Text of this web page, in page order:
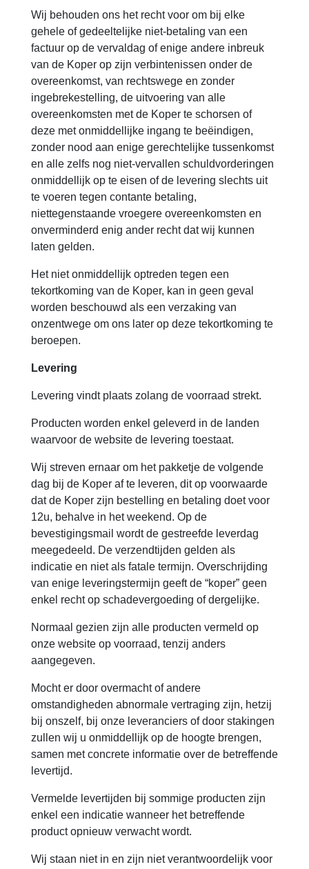
Wij behouden ons het recht voor om bij elke
gehele of gedeeltelijke niet-betaling van een
factuur op de vervaldag of enige andere inbreuk
van de Koper op zijn verbintenissen onder de
overeenkomst, van rechtswege en zonder
ingebrekestelling, de uitvoering van alle
overeenkomsten met de Koper te schorsen of
deze met onmiddellijke ingang te beëindigen,
zonder nood aan enige gerechtelijke tussenkomst
en alle zelfs nog niet-vervallen schuldvorderingen
onmiddellijk op te eisen of de levering slechts uit
te voeren tegen contante betaling,
niettegenstaande vroegere overeenkomsten en
onverminderd enig ander recht dat wij kunnen
laten gelden.
Het niet onmiddellijk optreden tegen een
tekortkoming van de Koper, kan in geen geval
worden beschouwd als een verzaking van
onzentwege om ons later op deze tekortkoming te
beroepen.
Levering
Levering vindt plaats zolang de voorraad strekt.
Producten worden enkel geleverd in de landen
waarvoor de website de levering toestaat.
Wij streven ernaar om het pakketje de volgende
dag bij de Koper af te leveren, dit op voorwaarde
dat de Koper zijn bestelling en betaling doet voor
12u, behalve in het weekend. Op de
bevestigingsmail wordt de gestreefde leverdag
meegedeeld. De verzendtijden gelden als
indicatie en niet als fatale termijn. Overschrijding
van enige leveringstermijn geeft de “koper” geen
enkel recht op schadevergoeding of dergelijke.
Normaal gezien zijn alle producten vermeld op
onze website op voorraad, tenzij anders
aangegeven.
Mocht er door overmacht of andere
omstandigheden abnormale vertraging zijn, hetzij
bij onszelf, bij onze leveranciers of door stakingen
zullen wij u onmiddellijk op de hoogte brengen,
samen met concrete informatie over de betreffende
levertijd.
Vermelde levertijden bij sommige producten zijn
enkel een indicatie wanneer het betreffende
product opnieuw verwacht wordt.
Wij staan niet in en zijn niet verantwoordelijk voor